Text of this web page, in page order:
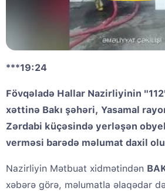
***19:24
Fövqəladə Hallar Nazirliyinin
xəttinə Bakı şəhəri, Yasamal
Zərdabi küçəsində yerləşən
verməsi barədə məlumat daxil
Nazirliyin Mətbuat xidmətindən
xəbərə görə, məlumatla əlaqədar